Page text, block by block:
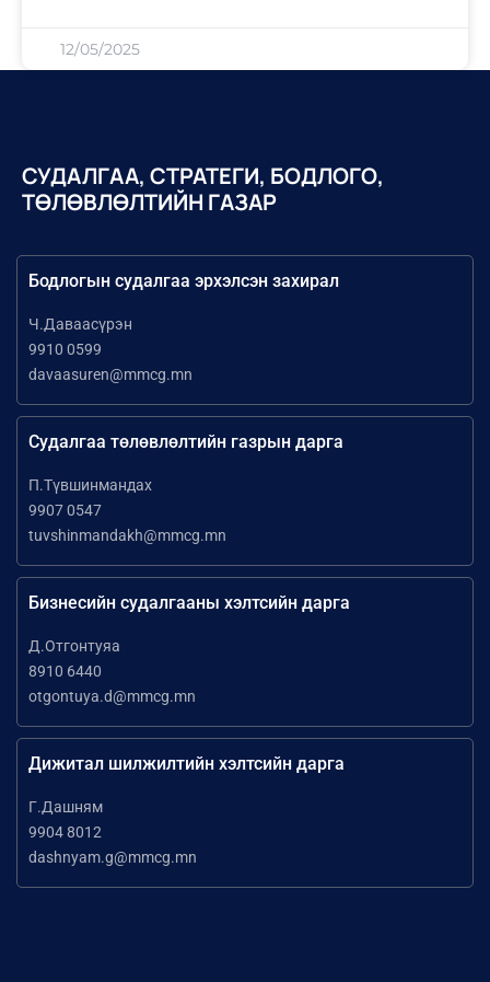
12/05/2025
СУДАЛГАА, СТРАТЕГИ, БОДЛОГО,
ТӨЛӨВЛӨЛТИЙН ГАЗАР
Бодлогын судалгаа эрхэлсэн захирал
Ч.Даваасүрэн
9910 0599
davaasuren@mmcg.mn
Судалгаа төлөвлөлтийн газрын дарга
П.Түвшинмандах
9907 0547
tuvshinmandakh@mmcg.mn
Бизнесийн судалгааны хэлтсийн дарга
Д.Отгонтуяа
8910 6440
otgontuya.d@mmcg.mn
Дижитал шилжилтийн хэлтсийн дарга
Г.Дашням
9904 8012
dashnyam.g@mmcg.mn